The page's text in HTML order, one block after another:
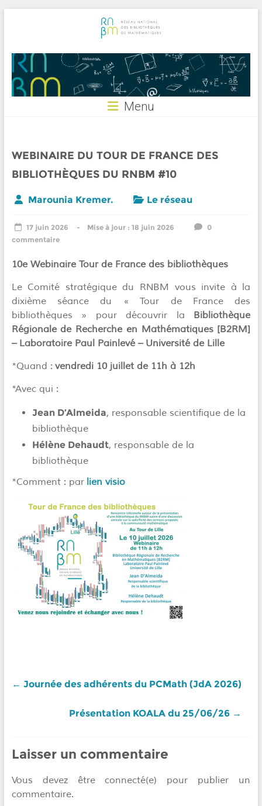
RNBM
Menu
WEBINAIRE DU TOUR DE FRANCE DES
BIBLIOTHÈQUES DU RNBM #10
Marounia Kremer. Le réseau
17 juin 2026 18 juin 2026
0
commentaire
10e Webinaire Tour de France des bibliothèques
Le Comité stratégique du RNBM vous invite à la
dixième séance du « Tour de France des
bibliothèques » pour découvrir la Bibliothèque
Régionale de Recherche en Mathématiques [B2RM]
– Laboratoire Paul Painlevé – Université de Lille
*Quand : vendredi 10 juillet de 11h à 12h
*Avec qui :
Jean D’Almeida, responsable scientifique de la
bibliothèque
Hélène Dehaudt, responsable de la
bibliothèque
*Comment : par lien visio
← Journée des adhérents du PCMath (JdA 2026)
Présentation KOALA du 25/06/26 →
Laisser un commentaire
Vous devez être connecté(e) pour publier un
commentaire.